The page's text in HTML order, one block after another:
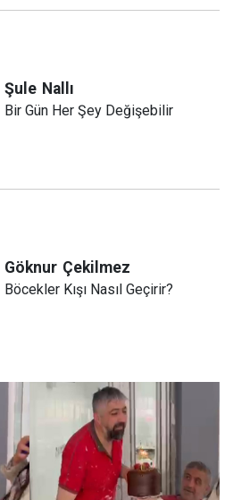
Şule Nallı
Bir Gün Her Şey Değişebilir
Göknur Çekilmez
Böcekler Kışı Nasıl Geçirir?